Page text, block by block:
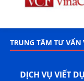
TRUNG TÂM TƯ VẤN
DỊCH VỤ VIẾT